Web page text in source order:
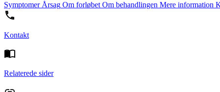
SymptomerÅrsag Om forløbet Om behandlingen Mere information
Kontakt
Relaterede sider